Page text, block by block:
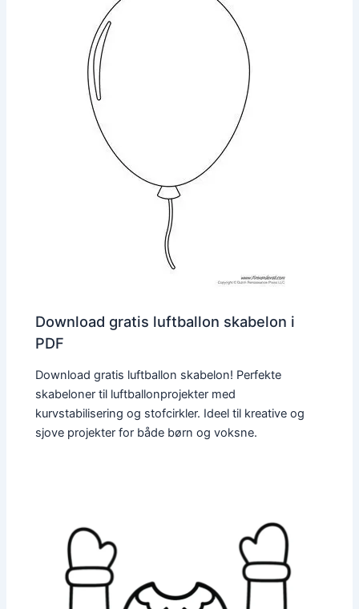
Download gratis luftballon skabelon i
PDF
Download gratis luftballon skabelon! Perfekte
skabeloner til luftballonprojekter med
kurvstabilisering og stofcirkler. Ideel til kreative og
sjove projekter for både børn og voksne.